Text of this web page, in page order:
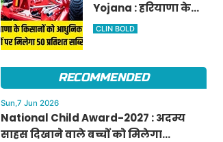
Yojana : हरियाणा के
किसानों को आधुनिक
फटाफट करें आवेदन
CLIN BOLD
RECOMMENDED
Sun,7 Jun 2026
National Child Award-2027 : अदम्य
साहस दिखाने वाले बच्चों को मिलेगा